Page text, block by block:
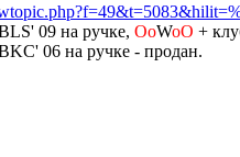
09 на ручке, OoWoO +
06 на ручке - продан.